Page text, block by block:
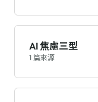
AI 焦慮三型
1 篇來源